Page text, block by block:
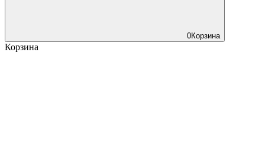
0Корзина
Корзина